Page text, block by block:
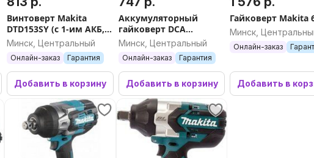
Винтоверт Makita
DTD153SY (с 1-им АКБ,
кейс)
Минск, Центральный
Онлайн-заказ Гарантия
Добавить в корзину
Аккумуляторный
гайковерт DCA
ADPB520 Type FK
Минск, Центральный
Онлайн-заказ Гарантия
Добавить в корзину
Гайковерт Makita
Минск,
Онлайн-заказ
Добавить в